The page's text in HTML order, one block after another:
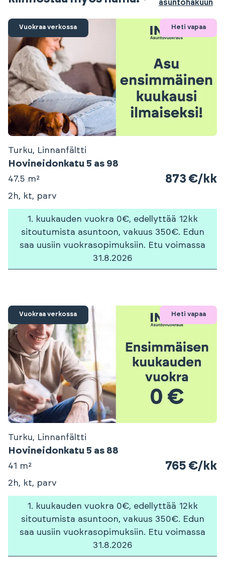
asuntohakuun
Vuokraa verkossa Heti vapaa
Turku, Linnanfältti
Hovineidonkatu 5 as 98
47.5 m² 873 €/kk
2h, kt, parv
1. kuukauden vuokra 0€, edellyttää 12kk
sitoutumista asuntoon, vakuus 350€. Edun
saa uusiin vuokrasopimuksiin. Etu voimassa
31.8.2026
Vuokraa verkossa Heti vapaa
Turku, Linnanfältti
Hovineidonkatu 5 as 88
41 m² 765 €/kk
2h, kt, parv
1. kuukauden vuokra 0€, edellyttää 12kk
sitoutumista asuntoon, vakuus 350€. Edun
saa uusiin vuokrasopimuksiin. Etu voimassa
31.8.2026